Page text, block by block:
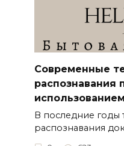
Современные
распознавания
В последние годы
распознавания